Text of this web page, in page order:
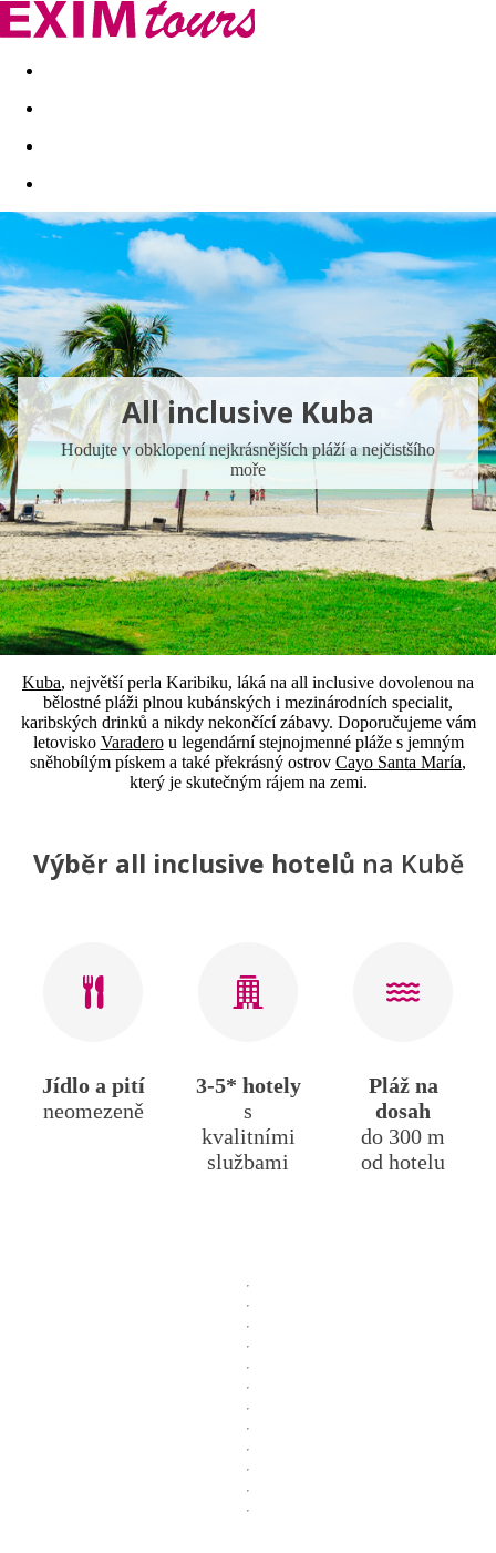
Akční nabídky Last minute
All inclusive Kuba
Hodujte v obklopení nejkrásnějších pláží a nejčistšího
moře
Kuba, největší perla Karibiku, láká na all inclusive dovolenou na
bělostné pláži plnou kubánských i mezinárodních specialit,
karibských drinků a nikdy nekončící zábavy. Doporučujeme vám
letovisko Varaderou legendární stejnojmenné pláže s jemným
sněhobílým pískem a také překrásný ostrov Cayo Santa María,
který je skutečným rájem na zemi.
Výběr all inclusive hotelů na Kubě
Jídlo a pití
neomezeně
3-5* hotely
s
kvalitními
službami
Pláž na
dosah
do 300 m
od hotelu